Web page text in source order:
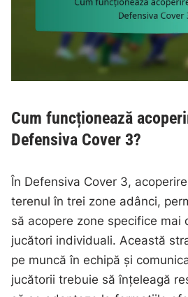
Cum funcționează
Defensiva Cover 3?
În Defensiva Cover 3,
terenul în trei zone adânci,
să acopere zone specifice mai
jucători individuali. Această
pe muncă în echipă și
jucătorii trebuie să înțeleagă